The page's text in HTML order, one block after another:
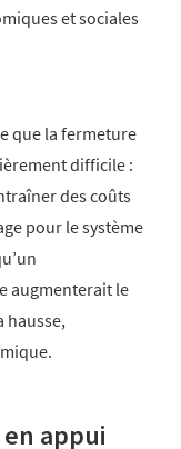
et sociales
que la fermeture
difficile :
des coûts
pour le système
augmenterait le
hausse,
appui